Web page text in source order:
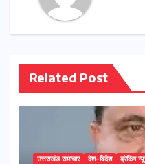
Related Post
उत्तराखंड समाचार देश-विदेश ब्रेकिंग